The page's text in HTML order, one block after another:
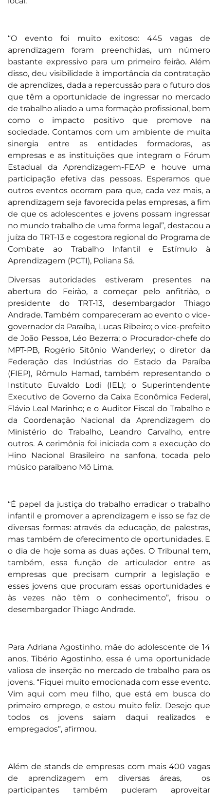
“O evento foi muito exitoso: 445 vagas de
aprendizagem foram preenchidas, um número
bastante expressivo para um primeiro feirão. Além
disso, deu visibilidade à importância da contratação
de aprendizes, dada a repercussão para o futuro dos
que têm a oportunidade de ingressar no mercado
de trabalho aliado a uma formação profissional, bem
como o impacto positivo que promove na
sociedade. Contamos com um ambiente de muita
sinergia entre as entidades formadoras, as
empresas e as instituições que integram o Fórum
Estadual da Aprendizagem-FEAP e houve uma
participação efetiva das pessoas. Esperamos que
outros eventos ocorram para que, cada vez mais, a
aprendizagem seja favorecida pelas empresas, a fim
de que os adolescentes e jovens possam ingressar
no mundo trabalho de uma forma legal”, destacou a
juíza do TRT-13 e cogestora regional do Programa de
Combate ao Trabalho Infantil e Estímulo à
Aprendizagem (PCTI), Poliana Sá.
Diversas autoridades estiveram presentes na
abertura do Feirão, a começar pelo anfitrião, o
presidente do TRT-13, desembargador Thiago
Andrade. Também compareceram ao evento o vice-
governador da Paraíba, Lucas Ribeiro; o vice-prefeito
de João Pessoa, Léo Bezerra; o Procurador-chefe do
MPT-PB, Rogério Sitônio Wanderley; o diretor da
Federação das Indústrias do Estado da Paraíba
(FIEP), Rômulo Hamad, também representando o
Instituto Euvaldo Lodi (IEL); o Superintendente
Executivo de Governo da Caixa Econômica Federal,
Flávio Leal Marinho; e o Auditor Fiscal do Trabalho e
da Coordenação Nacional da Aprendizagem do
Ministério do Trabalho, Leandro Carvalho, entre
outros. A cerimônia foi iniciada com a execução do
Hino Nacional Brasileiro na sanfona, tocada pelo
músico paraibano Mô Lima.
“É papel da justiça do trabalho erradicar o trabalho
infantil e promover a aprendizagem e isso se faz de
diversas formas: através da educação, de palestras,
mas também de oferecimento de oportunidades. E
o dia de hoje soma as duas ações. O Tribunal tem,
também, essa função de articulador entre as
empresas que precisam cumprir a legislação e
esses jovens que procuram essas oportunidades e
às vezes não têm o conhecimento”, frisou o
desembargador Thiago Andrade.
Para Adriana Agostinho, mãe do adolescente de 14
anos, Tibério Agostinho, essa é uma oportunidade
valiosa de inserção no mercado de trabalho para os
jovens. “Fiquei muito emocionada com esse evento.
Vim aqui com meu filho, que está em busca do
primeiro emprego, e estou muito feliz. Desejo que
todos os jovens saiam daqui realizados e
empregados”, afirmou.
Além de stands de empresas com mais 400 vagas
de aprendizagem em diversas áreas, os
participantes também puderam aproveitar